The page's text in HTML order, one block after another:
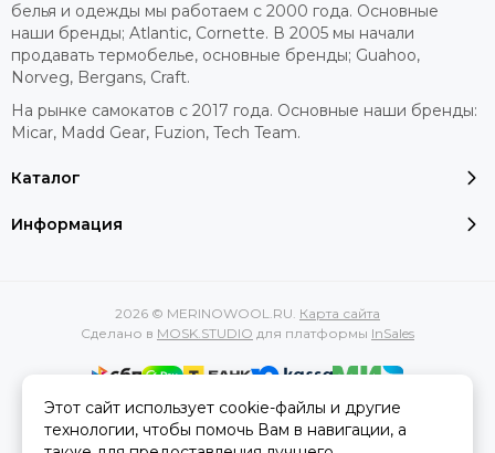
Каталог
Информация
белья и одежды мы работаем с 2000 года. Основные
наши бренды; Atlantic, Cornette. В 2005 мы начали
продавать термобелье, основные бренды; Guahoo,
Norveg, Bergans, Craft.
На рынке самокатов с 2017 года. Основные наши бренды:
Micar, Madd Gear, Fuzion, Tech Team.
2026 © MERINOWOOL.RU. Карта сайта
Сделано в MOSK.STUDIO для платформы InSales
Вся представленная на сайте информация, касающаяся
характеристик, стоимости товаров и услуг, носит
Этот сайт использует cookie-файлы и другие
технологии, чтобы помочь Вам в навигации, а